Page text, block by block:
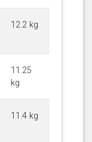
12.2 kg
11.25
kg
11.4 kg